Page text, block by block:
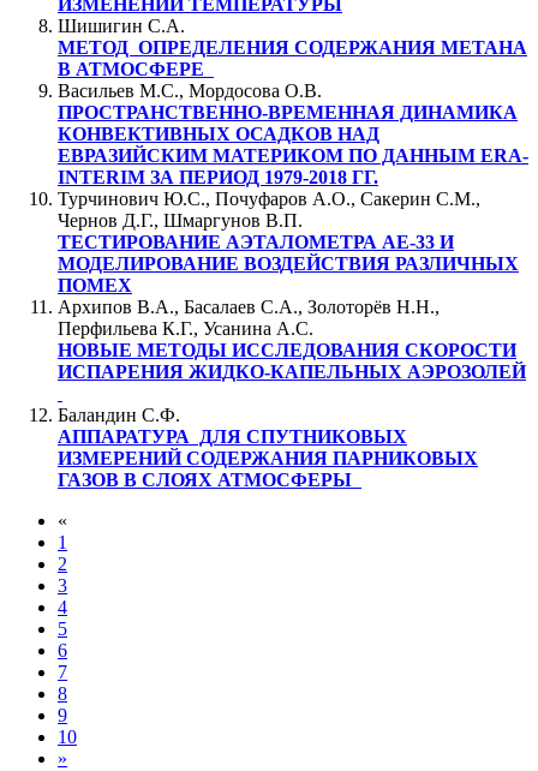
ИЗМЕНЕНИИ ТЕМПЕРАТУРЫ
Шишигин С.А.
МЕТОД ОПРЕДЕЛЕНИЯ СОДЕРЖАНИЯ МЕТАНА
В АТМОСФЕРЕ
Васильев М.С., Мордосова О.В.
ПРОСТРАНСТВЕННО-ВРЕМЕННАЯ ДИНАМИКА
КОНВЕКТИВНЫХ ОСАДКОВ НАД
ЕВРАЗИЙСКИМ МАТЕРИКОМ ПО ДАННЫМ ERA-
INTERIM ЗА ПЕРИОД 1979-2018 ГГ.
Турчинович Ю.С., Почуфаров А.О., Сакерин С.М.,
Чернов Д.Г., Шмаргунов В.П.
ТЕСТИРОВАНИЕ АЭТАЛОМЕТРА АЕ-33 И
МОДЕЛИРОВАНИЕ ВОЗДЕЙСТВИЯ РАЗЛИЧНЫХ
ПОМЕХ
Архипов В.А., Басалаев С.А., Золоторёв Н.Н.,
Перфильева К.Г., Усанина А.С.
НОВЫЕ МЕТОДЫ ИССЛЕДОВАНИЯ СКОРОСТИ
ИСПАРЕНИЯ ЖИДКО-КАПЕЛЬНЫХ АЭРОЗОЛЕЙ
Баландин С.Ф.
АППАРАТУРА ДЛЯ СПУТНИКОВЫХ
ИЗМЕРЕНИЙ СОДЕРЖАНИЯ ПАРНИКОВЫХ
ГАЗОВ В СЛОЯХ АТМОСФЕРЫ
«
1
2
3
4
5
6
7
8
9
10
»